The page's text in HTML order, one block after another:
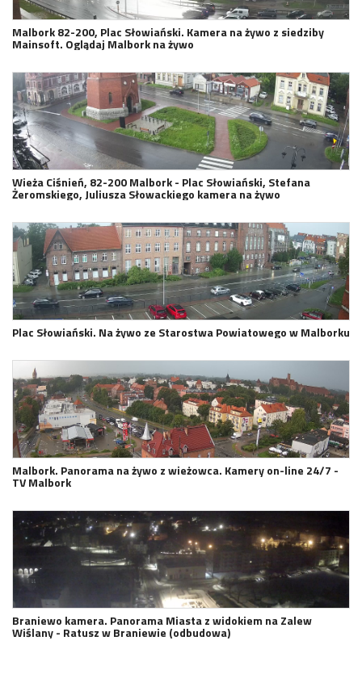
Malbork 82-200, Plac Słowiański. Kamera na żywo z siedziby
Mainsoft. Oglądaj Malbork na żywo
Wieża Ciśnień, 82-200 Malbork - Plac Słowiański, Stefana
Żeromskiego, Juliusza Słowackiego kamera na żywo
Plac Słowiański. Na żywo ze Starostwa Powiatowego w Malborku
Malbork. Panorama na żywo z wieżowca. Kamery on-line 24/7 -
TV Malbork
Braniewo kamera. Panorama Miasta z widokiem na Zalew
Wiślany - Ratusz w Braniewie (odbudowa)